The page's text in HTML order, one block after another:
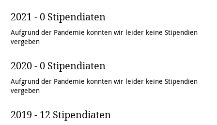
2021 - 0 Stipendiaten
Aufgrund der Pandemie konnten wir leider keine Stipendien
vergeben
2020 - 0 Stipendiaten
Aufgrund der Pandemie konnten wir leider keine Stipendien
vergeben
2019 - 12 Stipendiaten